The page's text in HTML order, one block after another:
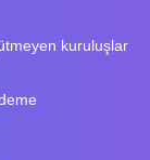
kuruluşlar